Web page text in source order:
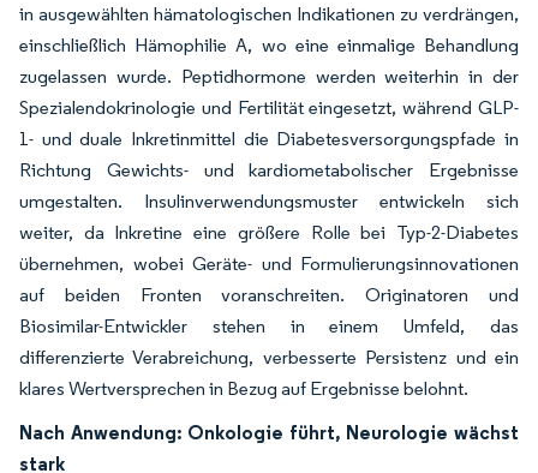
in ausgewählten hämatologischen Indikationen zu verdrängen,
einschließlich Hämophilie A, wo eine einmalige Behandlung
zugelassen wurde. Peptidhormone werden weiterhin in der
Spezialendokrinologie und Fertilität eingesetzt, während GLP-
1- und duale Inkretinmittel die Diabetesversorgungspfade in
Richtung Gewichts- und kardiometabolischer Ergebnisse
umgestalten. Insulinverwendungsmuster entwickeln sich
weiter, da Inkretine eine größere Rolle bei Typ-2-Diabetes
übernehmen, wobei Geräte- und Formulierungsinnovationen
auf beiden Fronten voranschreiten. Originatoren und
Biosimilar-Entwickler stehen in einem Umfeld, das
differenzierte Verabreichung, verbesserte Persistenz und ein
klares Wertversprechen in Bezug auf Ergebnisse belohnt.
Nach Anwendung: Onkologie führt, Neurologie wächst
stark